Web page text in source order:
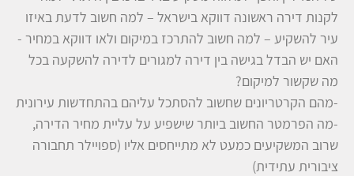
לקנות דירה ראשונה דווקא בישראל – למה חשוב לדעת באיזו
עיר להשקיע – למה חשוב להתרכז במיקום ולאו דווקא במחיר -
האם יש הבדל בגישה בין דירה למגורים לדירה להשקעה בכל
מה שקשור למיקום?
-מהם הקרטריונים שחשוב להסתכל עליהם בהתחדשות עירונית
-מה הפרמטר החשוב ביותר שישפיע על עליית מחיר הדירה,
שרוב המשקיעים כמעט לא מתייחסים אליו (ספויילר תחבורה
ציבורית עתידית)